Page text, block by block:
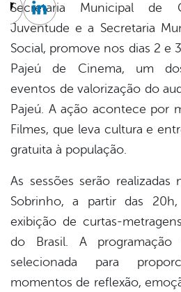
Secretaria Municipal de
Juventude e a Secretaria
Social, promove nos dias 2 e
Pajeú de Cinema, um
eventos de valorização do
Pajeú. A ação acontece por
Filmes, que leva cultura e
gratuita à população.
As sessões serão realizadas
Sobrinho, a partir das
exibição de curtas-
do Brasil. A programação
selecionada para
momentos de reflexão,
TwitterLinkedin